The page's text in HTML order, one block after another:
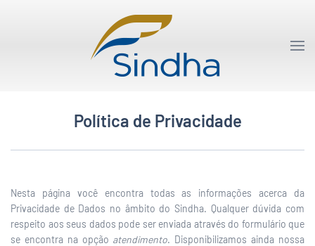
Política de Privacidade
Nesta página você encontra todas as informações acerca da
Privacidade de Dados no âmbito do Sindha. Qualquer dúvida com
respeito aos seus dados pode ser enviada através do formulário que
se encontra na opção atendimento. Disponibilizamos ainda nossa